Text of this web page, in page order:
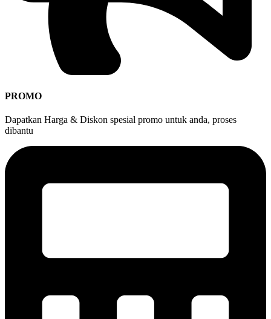
PROMO
Dapatkan Harga & Diskon spesial promo untuk anda, proses
dibantu